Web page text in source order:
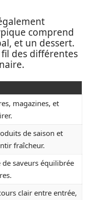
comprend
et un dessert.
des différentes
magazines, et
de saison et
fraîcheur.
de saveurs équilibrée
clair entre entrée,